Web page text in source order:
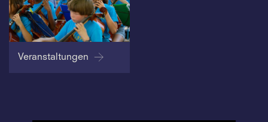
Veranstaltungen